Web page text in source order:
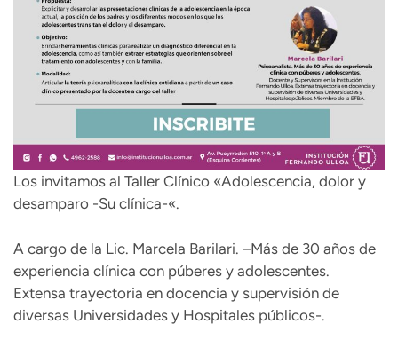
Los invitamos al Taller Clínico «Adolescencia, dolor y
desamparo -Su clínica-«.
A cargo de la Lic. Marcela Barilari. –Más de 30 años de
experiencia clínica con púberes y adolescentes.
Extensa trayectoria en docencia y supervisión de
diversas Universidades y Hospitales públicos-.